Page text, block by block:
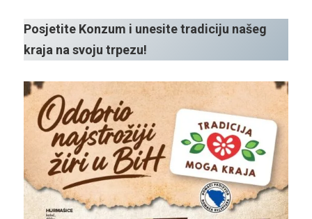
Posjetite Konzum i unesite tradiciju našeg
kraja na svoju trpezu!